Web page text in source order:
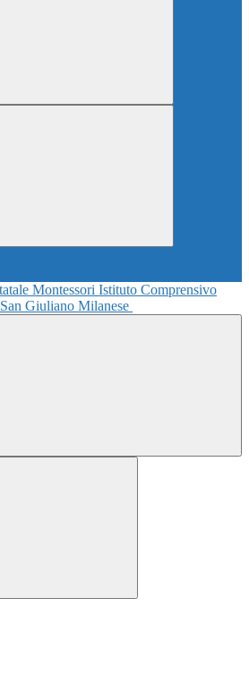
Istituto Comprensivo
San Giuliano Milanese